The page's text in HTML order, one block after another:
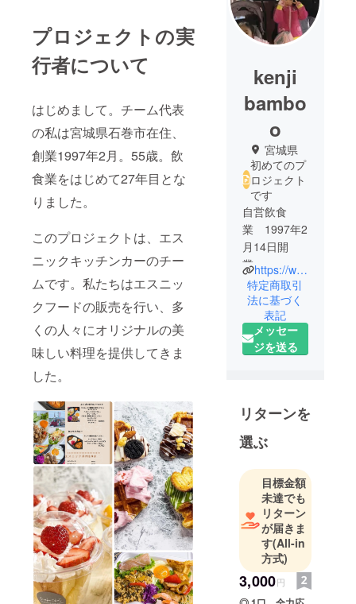
プロジェクトの実
行者について
はじめまして。チーム代表
の私は宮城県石巻市在住、
創業1997年2月。55歳。飲
食業をはじめて27年目とな
りました。
このプロジェクトは、エス
ニックキッチンカーのチー
ムです。私たちはエスニッ
クフードの販売を行い、多
くの人々にオリジナルの美
味しい料理を提供してきま
した。
kenji
bambo
o
宮城県
初めてのプ
ロジェクト
です
自営飲食
業 1997年2
月14日開
業。
2024年 27
年目。
https://www.instagram.com/bambooshoot.1997?igsh=NGJseXpvbHZvM3Zm
特定商取引
法に基づく
表記
メッセー
ジを送る
リターンを
選ぶ
目標金額
未達でも
リターン
が届きま
す(All-in
方式)
3,000円